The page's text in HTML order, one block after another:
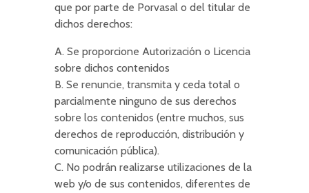
que por parte de Porvasal o del titular de
dichos derechos:
A. Se proporcione Autorización o Licencia
sobre dichos contenidos
B. Se renuncie, transmita y ceda total o
parcialmente ninguno de sus derechos
sobre los contenidos (entre muchos, sus
derechos de reproducción, distribución y
comunicación pública).
C. No podrán realizarse utilizaciones de la
web y/o de sus contenidos, diferentes de